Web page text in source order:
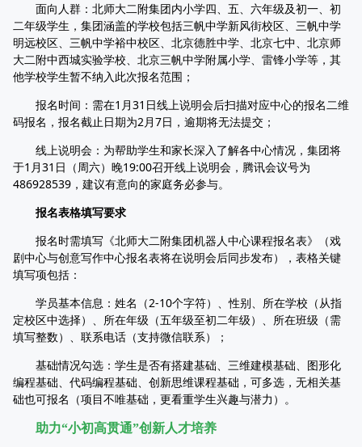
面向人群：北师大二附集团内小学四、五、六年级及初一、初
二年级学生，集团涵盖的学校包括三帆中学新风街校区、三帆中学
明远校区、三帆中学裕中校区、北京德胜中学、北京七中、北京师
大二附中西城实验学校、北京三帆中学附属小学、雷锋小学等，其
他学校学生暂不纳入此次报名范围；
报名时间：需在1月31日线上说明会后扫描对应中心的报名二维
码报名，报名截止日期为2月7日，逾期将无法提交；
线上说明会：为帮助学生和家长深入了解各中心情况，集团将
于1月31日（周六）晚19:00召开线上说明会，腾讯会议号为
486928539，建议有意向的家庭务必参与。
报名表格填写要求
报名时需填写《北师大二附集团机器人中心课程报名表》（戏
剧中心与创意写作中心报名表将在说明会后同步发布），表格关键
填写项包括：
学员基本信息：姓名（2-10个字符）、性别、所在学校（从指
定校区中选择）、所在年级（五年级至初二年级）、所在班级（需
填写整数）、联系电话（支持微信联系）；
基础情况勾选：学生是否有搭建基础、三维建模基础、图形化
编程基础、代码编程基础、创新思维课程基础，可多选，无相关基
础也可报名（项目不唯基础，更看重学生兴趣与潜力）。
助力“小初高贯通”创新人才培养